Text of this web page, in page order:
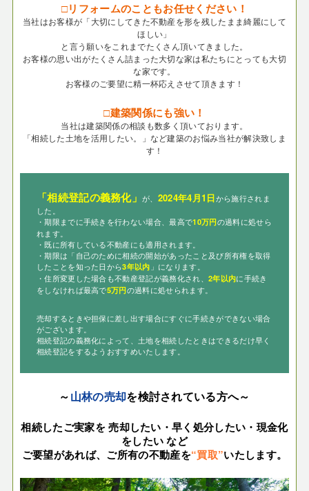
□リフォームのこともお任せください！
当社はお客様が「大切にしてきた不動産を形を残したまま綺麗にして
ほしい」
と言う願いをこれまでたくさん頂いてきました。
お客様の思い出がたくさん詰まった大切な家は私たちにとっても大切
な家です。
お客様のご要望に精一杯応えさせて頂きます！
□建築関係にも強い！
当社は建築関係の相談も数多く頂いております。
「相続した土地を活用したい。」など建築のお悩み当社が解決致しま
す！
「相続登記の義務化」が、 2024年4月1日から施行されま
した。
・期限までに手続きを行わない場合、最高で10万円の過料に処せら
れます。
・既に所有している不動産にも適用されます。
・期限は「自己のために相続の開始があったこと及び所有権を取得
したことを知った日から3年以内 」になります。
・住所変更した場合も不動産登記が義務化され、 2年以内に手続き
をしなければ最高で5万円の過料に処せられます。
売却するときや担保に差し出す場合にすぐに手続きができない場合
がございます。
相続登記の義務化によって、土地を相続したときはできるだけ早く
相続登記をするようおすすめいたします。
～山林の売却を検討されている方へ～
相続したご実家を 売却したい・早く処分したい・現金化
をしたい など
ご要望があれば、ご所有の不動産を“買取”いたします。